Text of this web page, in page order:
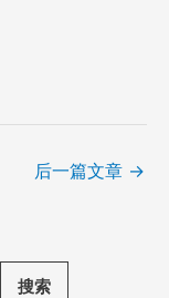
后一篇文章 →
搜索